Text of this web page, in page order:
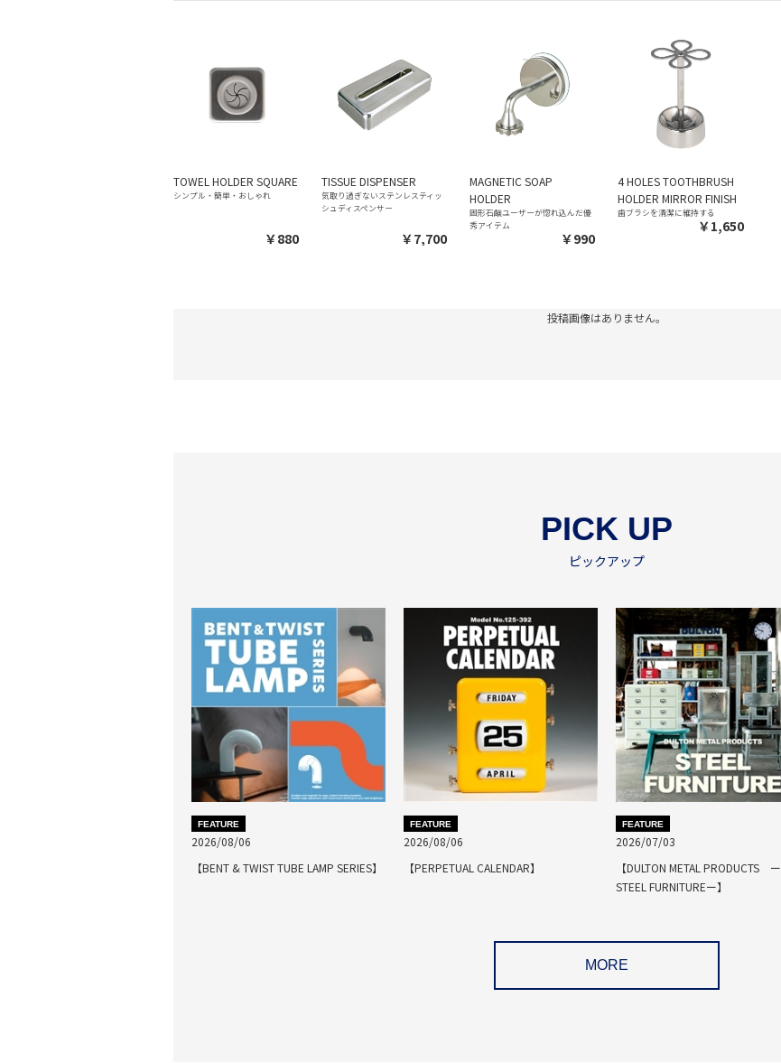
TOWEL HOLDER SQUARE
シンプル・簡単・おしゃれ
￥880
TISSUE DISPENSER
気取り過ぎないステンレスティッ
シュディスペンサー
￥7,700
MAGNETIC SOAP
HOLDER
固形石鹸ユーザーが惚れ込んだ優
秀アイテム
￥990
4 HOLES TOOTHBRUSH
HOLDER MIRROR FINISH
歯ブラシを清潔に維持する
￥1,650
投稿画像はありません。
PICK UP
ピックアップ
FEATURE
2026/08/06
【BENT & TWIST TUBE LAMP SERIES】
FEATURE
2026/08/06
【PERPETUAL CALENDAR】
FEATURE
2026/07/03
【DULTON METAL PRODUCTS ー
STEEL FURNITUREー】
MORE